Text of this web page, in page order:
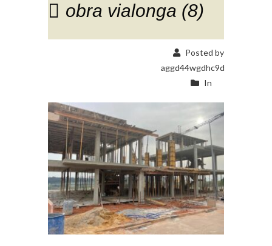
obra vialonga (8)
Posted by
aggd44wgdhc9d
In